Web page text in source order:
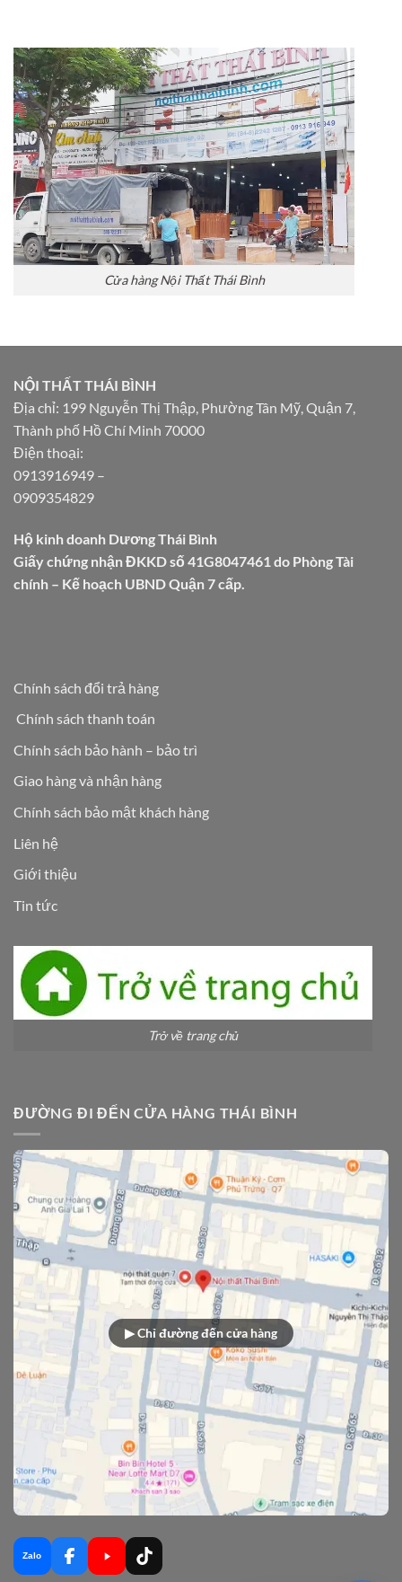
Cửa hàng Nội Thất Thái Bình
NỘI THẤT THÁI BÌNH
Địa chỉ: 199 Nguyễn Thị Thập, Phường Tân Mỹ, Quận 7,
Thành phố Hồ Chí Minh 70000
Điện thoại:
0913916949 –
0909354829
Hộ kinh doanh Dương Thái Bình
Giấy chứng nhận ĐKKD số 41G8047461 do Phòng Tài
chính – Kế hoạch UBND Quận 7 cấp.
Chính sách đổi trả hàng
Chính sách thanh toán
Chính sách bảo hành – bảo trì
Giao hàng và nhận hàng
Chính sách bảo mật khách hàng
Liên hệ
Giới thiệu
Tin tức
Trở về trang chủ
ĐƯỜNG ĐI ĐẾN CỬA HÀNG THÁI BÌNH
▶ Chỉ đường đến cửa hàng
Zalo